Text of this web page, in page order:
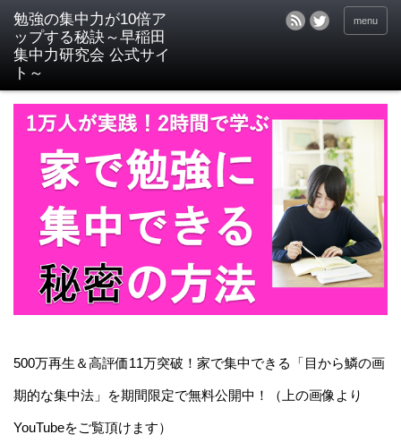
menu
500万再生＆高評価11万突破！家で集中できる「目から鱗の画
期的な集中法」を期間限定で無料公開中！（上の画像より
YouTubeをご覧頂けます）